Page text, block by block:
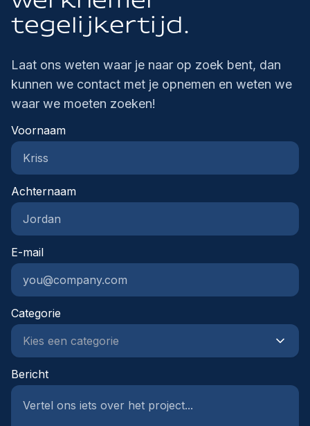
tegelijkertijd.
Laat ons weten waar je naar op zoek bent, dan
kunnen we contact met je opnemen en weten we
waar we moeten zoeken!
Voornaam
Achternaam
E-mail
Categorie
Bericht